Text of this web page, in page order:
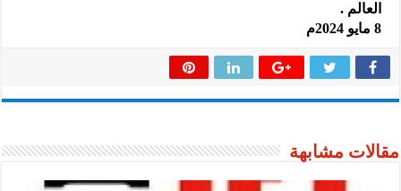
العالم .
8 مايو 2024م
مقالات مشابهة